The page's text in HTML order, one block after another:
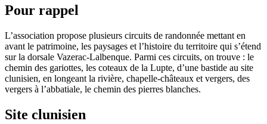
Pour rappel
L’association propose plusieurs circuits de randonnée mettant en
avant le patrimoine, les paysages et l’histoire du territoire qui s’étend
sur la dorsale Vazerac-Lalbenque. Parmi ces circuits, on trouve : le
chemin des gariottes, les coteaux de la Lupte, d’une bastide au site
clunisien, en longeant la rivière, chapelle-châteaux et vergers, des
vergers à l’abbatiale, le chemin des pierres blanches.
Site clunisien